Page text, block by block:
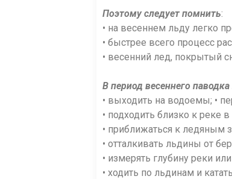
Поэтому следует помнить:
• на весеннем льду легко
• быстрее всего процесс
• весенний лед, покрытый
В период весеннего
• выходить на водоемы; •
• подходить близко к реке
• приближаться к ледяным
• отталкивать льдины от
• измерять глубину реки
• ходить по льдинам и